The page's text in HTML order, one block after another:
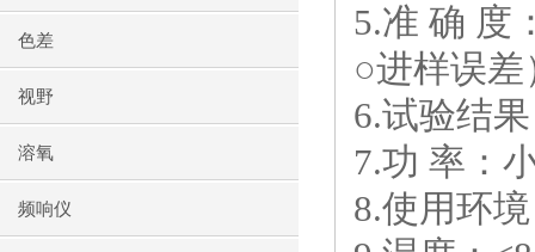
色差
视野
溶氧
频响仪
5.准 确 度
○进样误
6.试验结
7.功 率：
8.使用环